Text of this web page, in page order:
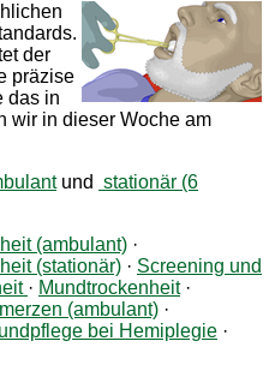
der
präzise
das in
wir in dieser Woche am
und stationär (6
(ambulant) ·
(stationär) · Screening und
· Mundtrockenheit·
(ambulant) ·
bei Hemiplegie ·